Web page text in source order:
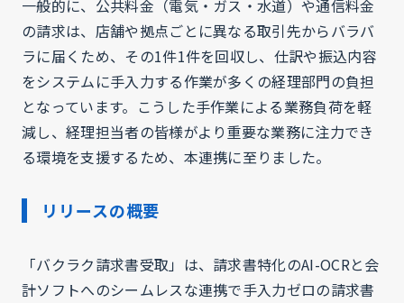
一般的に、公共料金（電気・ガス・水道）や通信料金
の請求は、店舗や拠点ごとに異なる取引先からバラバ
ラに届くため、その1件1件を回収し、仕訳や振込内容
をシステムに手入力する作業が多くの経理部門の負担
となっています。こうした手作業による業務負荷を軽
減し、経理担当者の皆様がより重要な業務に注力でき
る環境を支援するため、本連携に至りました。
リリースの概要
「バクラク請求書受取」は、請求書特化のAI-OCRと会
計ソフトへのシームレスな連携で手入力ゼロの請求書